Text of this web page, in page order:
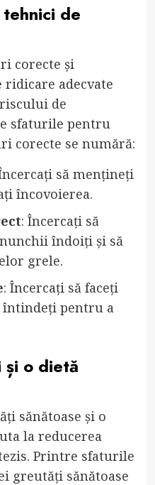
de
corecte și
adecvate
de
sfaturile pentru
corecte se numără:
să mențineți
încovoierea.
: Încercați să
îndoiți și să
grele.
: Încercați să faceți
întindeți pentru a
o dietă
sănătoase și o
la reducerea
Printre sfaturile
greutăți sănătoase